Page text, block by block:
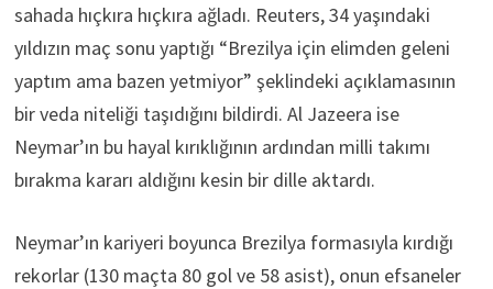
sahada hıçkıra hıçkıra ağladı. Reuters, 34 yaşındaki
yıldızın maç sonu yaptığı “Brezilya için elimden geleni
yaptım ama bazen yetmiyor” şeklindeki açıklamasının
bir veda niteliği taşıdığını bildirdi. Al Jazeera ise
Neymar’ın bu hayal kırıklığının ardından milli takımı
bırakma kararı aldığını kesin bir dille aktardı.
Neymar’ın kariyeri boyunca Brezilya formasıyla kırdığı
rekorlar (130 maçta 80 gol ve 58 asist), onun efsaneler